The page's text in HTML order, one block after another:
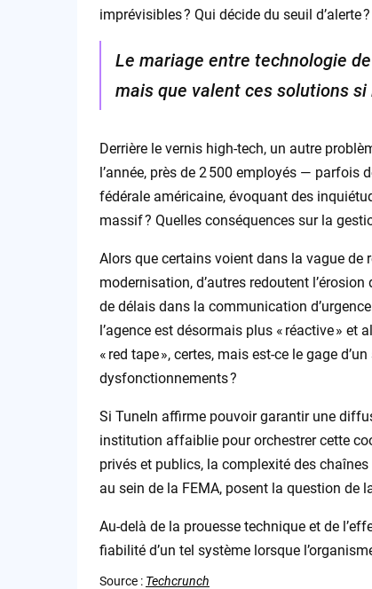
imprévisibles ? Qui décide du seuil d’alerte ?
Le mariage entre technologie
mais que valent ces solutions
Derrière le vernis high-tech, un autre
l’année, près de 2 500 employés — parfois
fédérale américaine, évoquant des
massif ? Quelles conséquences sur la
Alors que certains voient dans la vague de
modernisation, d’autres redoutent
de délais dans la communication
l’agence est désormais plus « réactive »
« red tape », certes, mais est-ce le gage
dysfonctionnements ?
Si TuneIn affirme pouvoir garantir une
institution affaiblie pour orchestrer cette
privés et publics, la complexité des
au sein de la FEMA, posent la question de
Au-delà de la prouesse technique et de
fiabilité d’un tel système lorsque
Source : Techcrunch